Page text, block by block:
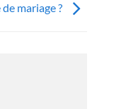
mariage ?